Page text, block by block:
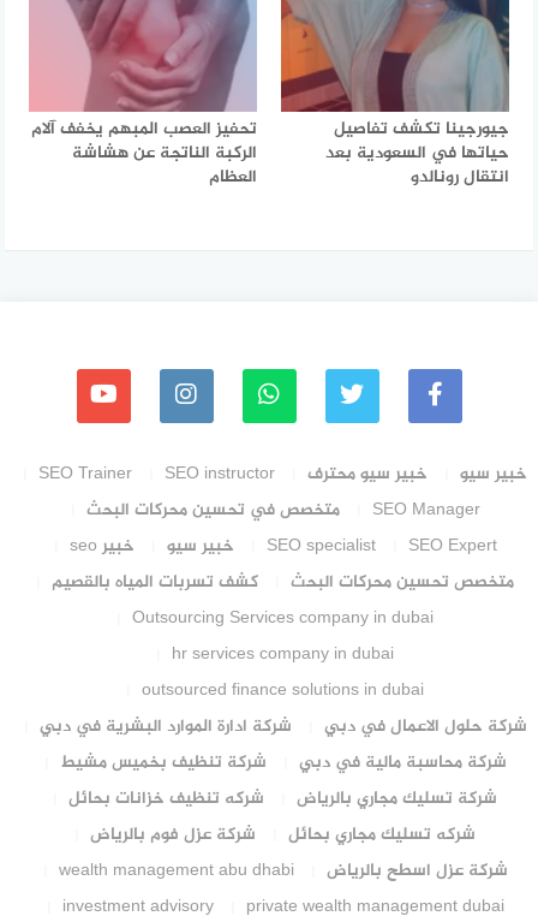
جيورجينا تكشف تفاصيل
حياتها في السعودية بعد
انتقال رونالدو
تحفيز العصب المبهم يخفف آلام
الركبة الناتجة عن هشاشة
العظام
خبير سيو خبير سيو محترف SEO instructor
SEO Trainer
SEO Manager
متخصص في تحسين محركات البحث
SEO Expert
SEO specialist خبير سيو
خبير seo
متخصص تحسين محركات البحث
كشف تسربات المياه بالقصيم
Outsourcing Services company in dubai
hr services company in dubai
outsourced finance solutions in dubai
شركة حلول الاعمال في دبي
شركة ادارة الموارد البشرية في دبي
شركة محاسبة مالية في دبي
شركة تنظيف بخميس مشيط
شركة تسليك مجاري بالرياض
شركه تنظيف خزانات بحائل
شركه تسليك مجاري بحائل
شركة عزل فوم بالرياض
شركة عزل اسطح بالرياض
wealth management abu dhabi
private wealth management dubai
investment advisory